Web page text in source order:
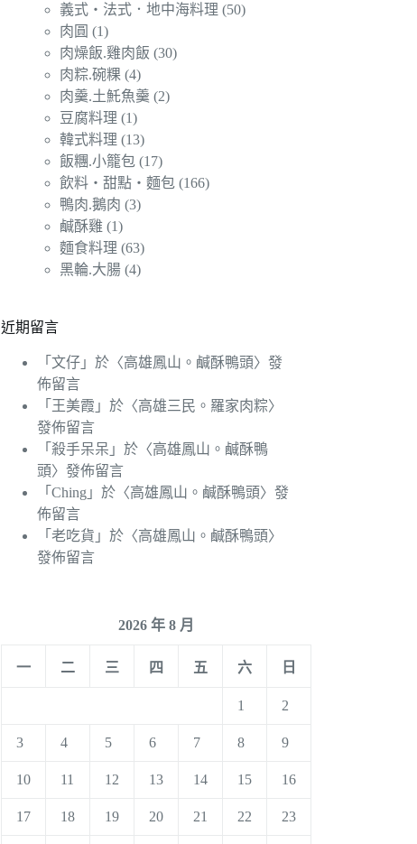
義式‧法式．地中海料理 (50)
肉圓 (1)
肉燥飯.雞肉飯 (30)
肉粽.碗粿 (4)
肉羹.土魠魚羹 (2)
豆腐料理 (1)
韓式料理 (13)
飯糰.小籠包 (17)
飲料‧甜點‧麵包 (166)
鴨肉.鵝肉 (3)
鹹酥雞 (1)
麵食料理 (63)
黑輪.大腸 (4)
近期留言
「文仔 」於〈高雄鳳山。鹹酥鴨頭〉發
佈留言
「 王美霞 」於〈高雄三民。羅家肉粽〉
發佈留言
「殺手呆呆 」於〈高雄鳳山。鹹酥鴨
頭〉發佈留言
「Ching 」於〈高雄鳳山。鹹酥鴨頭〉發
佈留言
「老吃貨 」於〈高雄鳳山。鹹酥鴨頭〉
發佈留言
2026 年 8 月
一 二 三 四 五 六 日
1 2
3 4 5 6 7 8 9
10 11 12 13 14 15 16
17 18 19 20 21 22 23